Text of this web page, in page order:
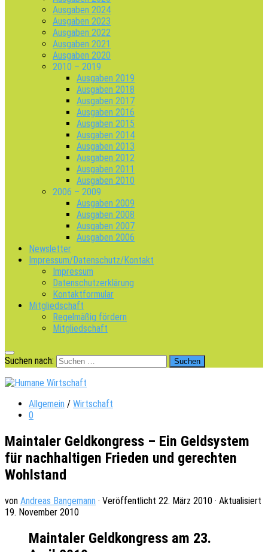
Ausgaben 2024
Ausgaben 2023
Ausgaben 2022
Ausgaben 2021
Ausgaben 2020
2010 – 2019
Ausgaben 2019
Ausgaben 2018
Ausgaben 2017
Ausgaben 2016
Ausgaben 2015
Ausgaben 2014
Ausgaben 2013
Ausgaben 2012
Ausgaben 2011
Ausgaben 2010
2006 – 2009
Ausgaben 2009
Ausgaben 2008
Ausgaben 2007
Ausgaben 2006
Newsletter
Impressum/Datenschutz/Kontakt
Impressum
Datenschutzerklärung
Kontaktformular
Mitgliedschaft
Regelmäßig fördern
Mitgliedschaft
Suchen nach:
Allgemein / Wirtschaft
0
Maintaler Geldkongress – Ein Geldsystem
für nachhaltigen Frieden und gerechten
Wohlstand
von Andreas Bangemann · Veröffentlicht 22. März 2010 · Aktualisiert
19. November 2010
Maintaler Geldkongress am 23.